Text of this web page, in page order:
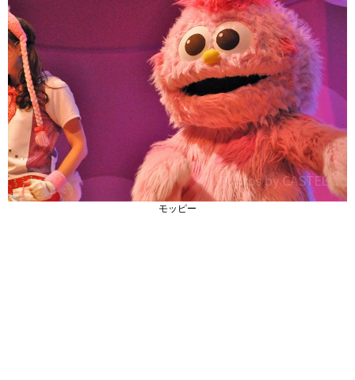
モッピー